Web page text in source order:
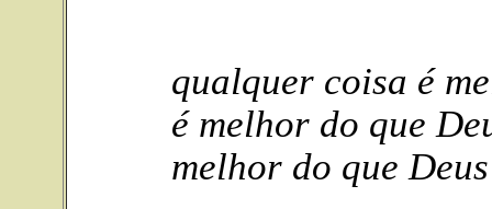
qualquer coisa é
é melhor do que
melhor do que Deus